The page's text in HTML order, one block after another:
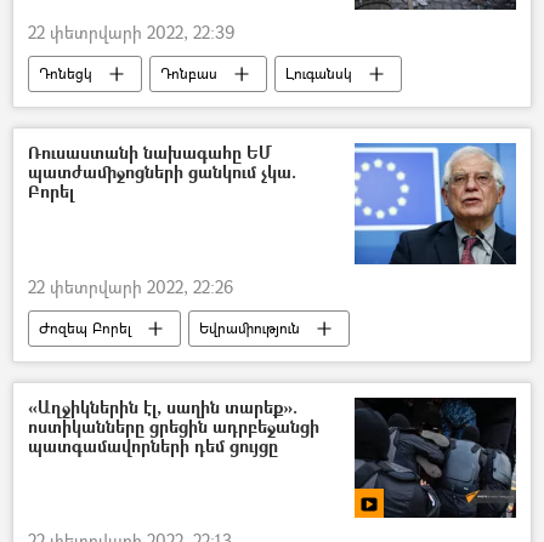
22 փետրվարի 2022, 22:39
Դոնեցկ Դոնբաս
Լուգանսկ
հայ
Սփյուռք
Թեժ գիծ
Ուկրաինա
Ռուսաստան
Ռուսաստանի նախագահը ԵՄ
պատժամիջոցների ցանկում չկա.
Բորել
22 փետրվարի 2022, 22:26
Ժոզեպ Բորել
Եվրամիություն
պատժամիջոցներ
Ռուսաստան
Նախագահ
Վլադիմիր Պուտին
Դոնբաս
Դոնեցկ Լուգանսկ
«Աղջիկներին էլ, սաղին տարեք».
ոստիկանները ցրեցին ադրբեջանցի
պատգամավորների դեմ ցույցը